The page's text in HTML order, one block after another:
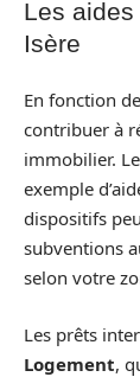
Les
Isère
En fonction
contribuer à
immobilier.
exemple
dispositifs
subventions
selon votre
Les prêts
Logement,